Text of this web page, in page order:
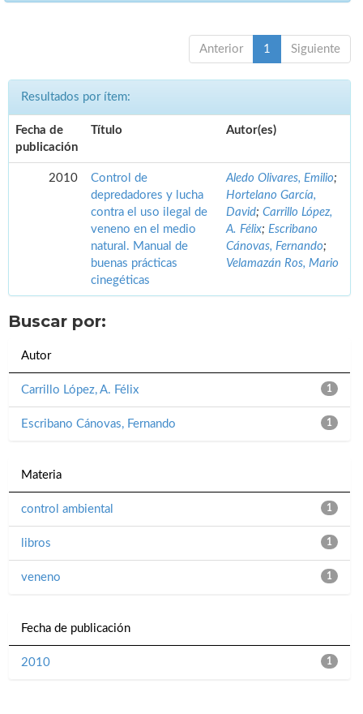
Anterior 1 Siguiente
Resultados por ítem:
Fecha de
publicación
Título Autor(es)
2010
Control de
depredadores y lucha
contra el uso ilegal de
veneno en el medio
natural. Manual de
buenas prácticas
cinegéticas
Aledo Olivares, Emilio;
Hortelano García,
David; Carrillo López,
A. Félix; Escribano
Cánovas, Fernando;
Velamazán Ros, Mario
Buscar por:
Autor
1
Carrillo López, A. Félix
1
Escribano Cánovas, Fernando
Materia
1
control ambiental
1
libros
1
veneno
Fecha de publicación
1
2010